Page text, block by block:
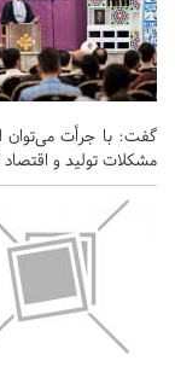
گفت: با جرأت می‌توان
مشکلات تولید و